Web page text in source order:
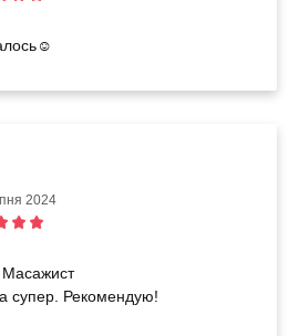
2024
Масажист
супер. Рекомендую!